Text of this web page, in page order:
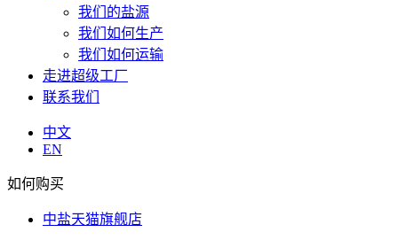
我们的盐源
我们如何生产
我们如何运输
走进超级工厂
联系我们
中文
EN
如何购买
中盐天猫旗舰店